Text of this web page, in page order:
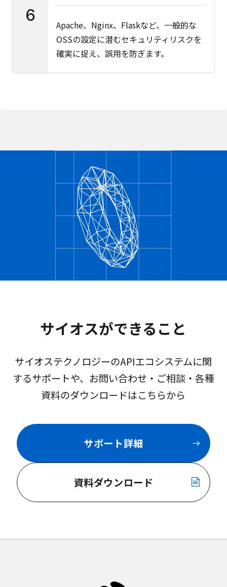
6
Apache、Nginx、Flaskなど、一般的な
OSSの設定に潜むセキュリティリスクを
確実に捉え、誤用を防ぎます。
サイオスができること
サイオステクノロジーのAPIエコシステムに関
するサポートや、お問い合わせ・ご相談・各種
資料のダウンロードはこちらから
サポート詳細
資料ダウンロード